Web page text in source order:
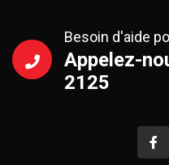
Besoin d'aide
Appelez-
2125